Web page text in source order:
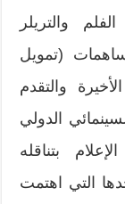
والتريلر
(تمويل
والتقدم
الدولي
بتناقله
التي اهتمت